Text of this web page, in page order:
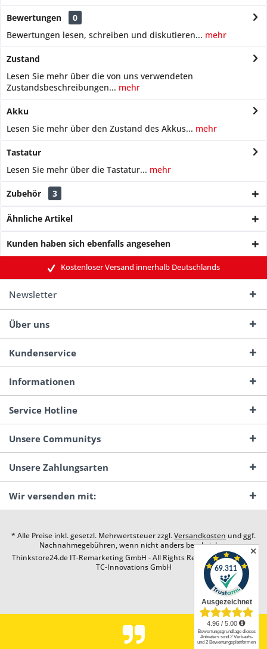
Bewertungen
0
Bewertungen lesen, schreiben und diskutieren... mehr
Zustand
Lesen Sie mehr über die von uns verwendeten
Zustandsbeschreibungen... mehr
Akku
Lesen Sie mehr über den Zustand des Akkus... mehr
Tastatur
Lesen Sie mehr über die Tastatur... mehr
Zubehör 3
Ähnliche Artikel
Kunden haben sich ebenfalls angesehen
Kostenloser Versand innerhalb Deutschlands
Newsletter
Über uns
Kundenservice
Informationen
Service Hotline
Unsere Communitys
Unsere Zahlungsarten
Wir versenden mit:
* Alle Preise inkl. gesetzl. Mehrwertsteuer zzgl.Versandkosten und ggf.
Nachnahmegebühren, wenn nicht anders beschrieben
Thinkstore24.de IT-Remarketing GmbH - All Rights Reserved. Design by
TC-Innovations GmbH
✕